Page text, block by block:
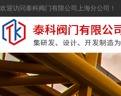
欢迎访问泰科阀门有限公司上海分公司！